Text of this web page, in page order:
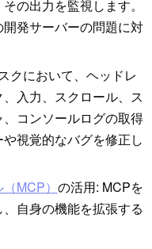
の出力を監視します。
発サーバーの問題に対
クにおいて、ヘッドレ
入力、スクロール、ス
コンソールログの取得
視覚的なバグを修正し
MCP） の活用: MCPを
自身の機能を拡張する